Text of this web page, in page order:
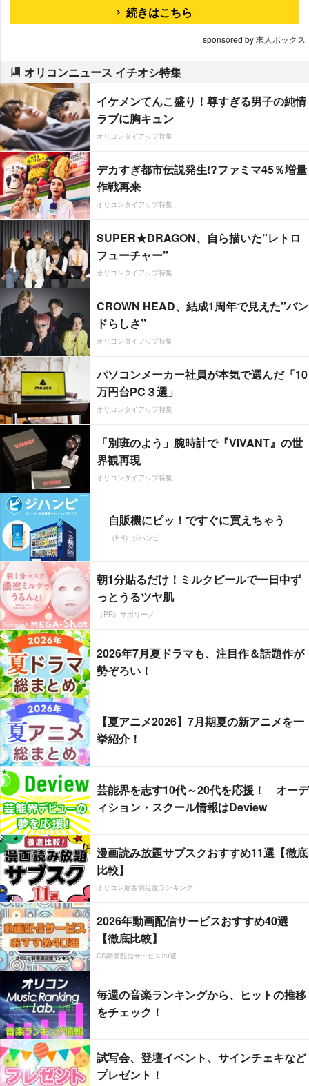
続きはこちら
sponsored by 求人ボックス
オリコンニュース イチオシ特集
イケメンてんこ盛り！尊すぎる男子の純情
ラブに胸キュン
オリコンタイアップ特集
デカすぎ都市伝説発生!?ファミマ45％増量
作戦再来
オリコンタイアップ特集
SUPER★DRAGON、自ら描いた”レトロ
フューチャー”
オリコンタイアップ特集
CROWN HEAD、結成1周年で見えた”バン
ドらしさ”
オリコンタイアップ特集
パソコンメーカー社員が本気で選んだ「10
万円台PC３選」
オリコンタイアップ特集
「別班のよう」腕時計で『VIVANT』の世
界観再現
オリコンタイアップ特集
自販機にピッ！ですぐに買えちゃう
（PR）ジハンピ
朝1分貼るだけ！ミルクピールで一日中ず
っとうるツヤ肌
（PR）サボリーノ
2026年7月夏ドラマも、注目作＆話題作が
勢ぞろい！
【夏アニメ2026】7月期夏の新アニメを一
挙紹介！
芸能界を志す10代～20代を応援！ オーデ
ィション・スクール情報はDeview
漫画読み放題サブスクおすすめ11選【徹底
比較】
オリコン顧客満足度ランキング
2026年動画配信サービスおすすめ40選
【徹底比較】
CS動画配信サービス20選
毎週の音楽ランキングから、ヒットの推移
をチェック！
試写会、登壇イベント、サインチェキなど
プレゼント！